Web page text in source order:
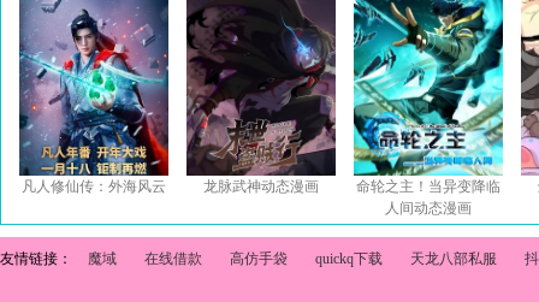
凡人修仙传：外海风云 龙脉武神动态漫画
命轮之主！当异变降临
人间动态漫画
友情链接： 魔域 在线借款 高仿手袋 quickq下载 天龙八部私服